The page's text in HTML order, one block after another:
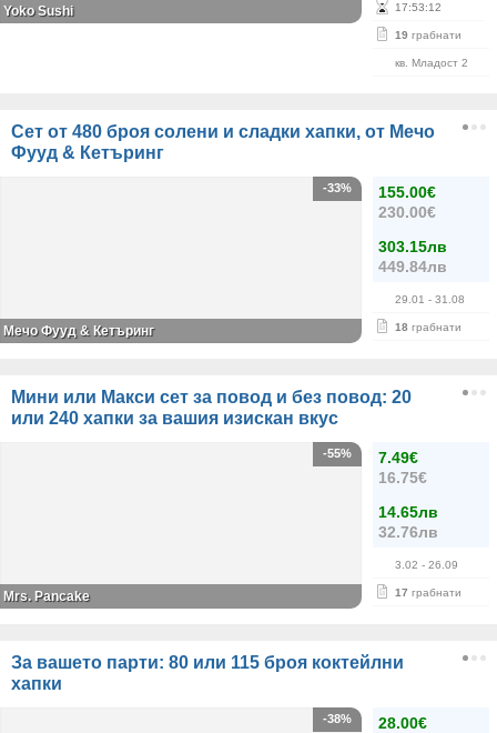
17:53:12
19 грабнати
кв. Младост 2
Yoko Sushi
Сет от 480 броя солени и сладки хапки, от Мечо
Фууд & Кетъринг
155.00€
230.00€
303.15лв
449.84лв
29.01 - 31.08
18 грабнати
-33%
Мечо Фууд & Кетъринг
Мини или Макси сет за повод и без повод: 20
или 240 хапки за вашия изискан вкус
7.49€
16.75€
14.65лв
32.76лв
3.02 - 26.09
17 грабнати
-55%
Mrs. Pancake
За вашето парти: 80 или 115 броя коктейлни
хапки
28.00€
-38%